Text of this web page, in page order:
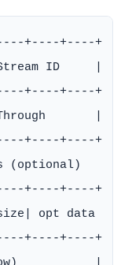
+----+----+
ID     |
+----+----+
|
+----+----+
(optional)
+----+----+
opt data
+----+----+